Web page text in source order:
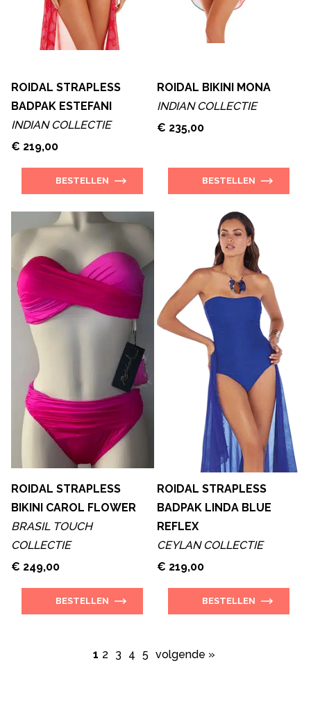
ROIDAL STRAPLESS
BADPAK ESTEFANI
INDIAN COLLECTIE
€ 219,00
BESTELLEN
ROIDAL BIKINI MONA
INDIAN COLLECTIE
€ 235,00
BESTELLEN
ROIDAL STRAPLESS
BIKINI CAROL FLOWER
BRASIL TOUCH
COLLECTIE
€ 249,00
BESTELLEN
ROIDAL STRAPLESS
BADPAK LINDA BLUE
REFLEX
CEYLAN COLLECTIE
€ 219,00
BESTELLEN
1 2 3 4 5 volgende »